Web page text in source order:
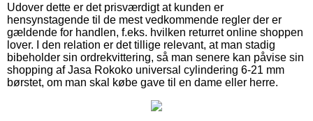
Udover dette er det prisværdigt at kunden er
hensynstagende til de mest vedkommende regler der er
gældende for handlen, f.eks. hvilken returret online shoppen
lover. I den relation er det tillige relevant, at man stadig
bibeholder sin ordrekvittering, så man senere kan påvise sin
shopping af Jasa Rokoko universal cylindering 6-21 mm
børstet, om man skal købe gave til en dame eller herre.